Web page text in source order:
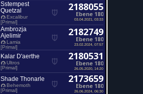
Sstempest
Quetzal
Excalibur
[Primal]
2188055
Ebene 180
03.04.2021, 03:33
Ambrozja
Ajelimir
Lamia
[Primal]
2182749
Ebene 180
23.02.2024, 07:57
Kalar D'aerthe
Ultros
[Primal]
2180531
Ebene 180
26.05.2020, 14:20
Shade Thonarle
Behemoth
[Primal]
2173659
Ebene 180
26.06.2024, 06:30